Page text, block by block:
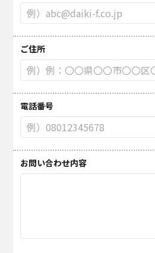
ご住所
電話番号
お問い合わせ内容